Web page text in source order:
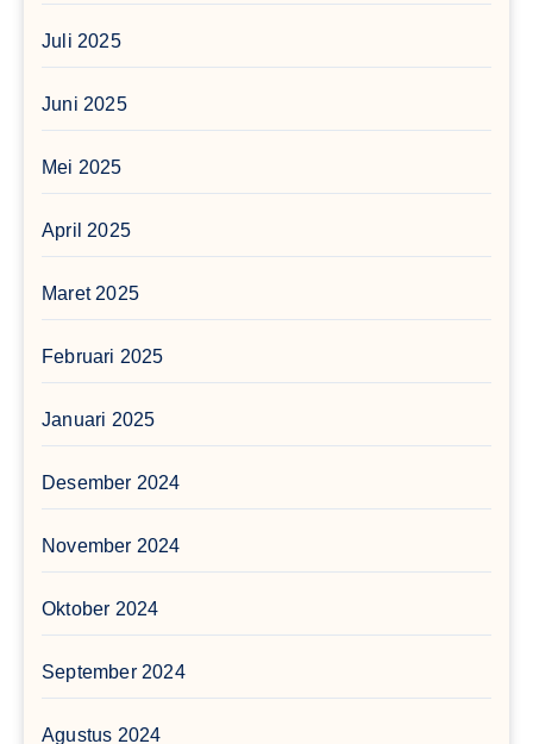
Juli 2025
Juni 2025
Mei 2025
April 2025
Maret 2025
Februari 2025
Januari 2025
Desember 2024
November 2024
Oktober 2024
September 2024
Agustus 2024